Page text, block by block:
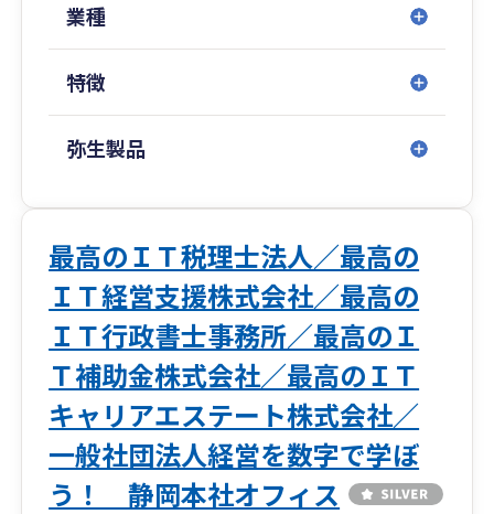
業種
特徴
弥生製品
最高のＩＴ税理士法人／最高の
ＩＴ経営支援株式会社／最高の
ＩＴ行政書士事務所／最高のＩ
Ｔ補助金株式会社／最高のＩＴ
キャリアエステート株式会社／
一般社団法人経営を数字で学ぼ
う！ 静岡本社オフィス